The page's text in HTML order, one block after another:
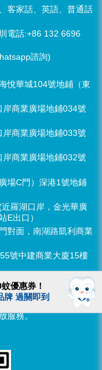
客家話、英語、普通話
電話:+86 132 6696
諮詢)
悅華城104號地鋪（東
商業廣場地鋪034號
商業廣場地鋪033號
商業廣場地鋪032號
場C門）深港1號地鋪
羅湖口岸，金光華廣
E出口）
對面，南湖路凱利商業
號中建商業大廈15樓
豐中心1306室（荔枝
提供網絡諮詢）
免費，3D數字掃描免
服務。
優惠券！
牌 過關即到